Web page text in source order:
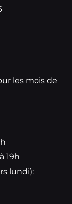
les mois de
19h
lundi):